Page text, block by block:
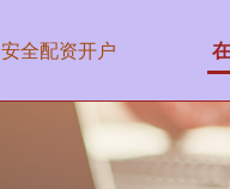
安全配资开户